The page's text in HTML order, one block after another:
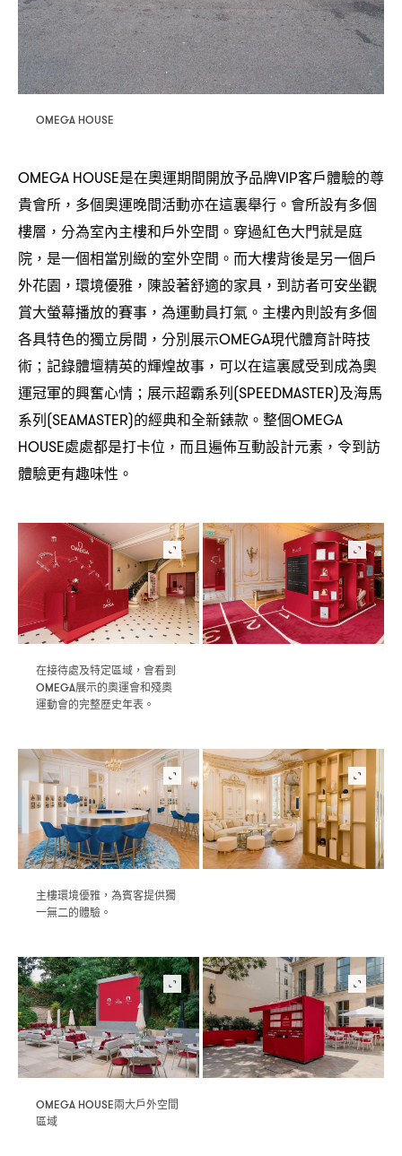
OMEGA HOUSE
OMEGA HOUSE是在奧運期間開放予品牌VIP客戶體驗的尊
貴會所 ， 多個奧運晚間活動亦在這裏舉行。會所設有多個
樓層 ， 分為室內主樓和戶外空間。穿過紅色大門就是庭
院 ， 是一個相當別緻的室外空間。而大樓背後是另一個戶
外花園 ， 環境優雅 ， 陳設著舒適的家具 ， 到訪者可安坐觀
賞大螢幕播放的賽事 ， 為運動員打氣。主樓內則設有多個
各具特色的獨立房間 ， 分別展示OMEGA現代體育計時技
術 ； 記錄體壇精英的輝煌故事 ， 可以在這裏感受到成為奧
運冠軍的興奮心情 ； 展示超霸系列(SPEEDMASTER)及海馬
系列(SEAMASTER)的經典和全新錶款。整個OMEGA
HOUSE處處都是打卡位 ， 而且遍佈互動設計元素 ， 令到訪
體驗更有趣味性。
在接待處及特定區域 ， 會看到
OMEGA展示的奧運會和殘奧
運動會的完整歷史年表。
主樓環境優雅 ， 為賓客提供獨
一無二的體驗。
OMEGA HOUSE兩大戶外空間
區域